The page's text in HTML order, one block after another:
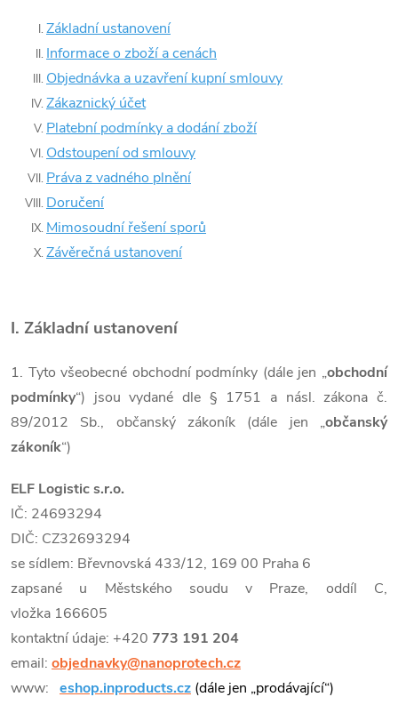
Základní ustanovení
Informace o zboží a cenách
Objednávka a uzavření kupní smlouvy
Zákaznický účet
Platební podmínky a dodání zboží
Odstoupení od smlouvy
Práva z vadného plnění
Doručení
Mimosoudní řešení sporů
Závěrečná ustanovení
I. Základní ustanovení
1. Tyto všeobecné obchodní podmínky (dále jen „obchodní
podmínky“) jsou vydané dle § 1751 a násl. zákona č.
89/2012 Sb., občanský zákoník (dále jen „občanský
zákoník“)
ELF Logistic s.r.o.
IČ: 24693294
DIČ: CZ32693294
se sídlem: Břevnovská 433/12, 169 00 Praha 6
zapsané u Městského soudu v Praze, oddíl C,
vložka 166605
kontaktní údaje: +420 773 191 204
email: objednavky@nanoprotech.cz
www: eshop.inproducts.cz (dále jen „prodávající“)